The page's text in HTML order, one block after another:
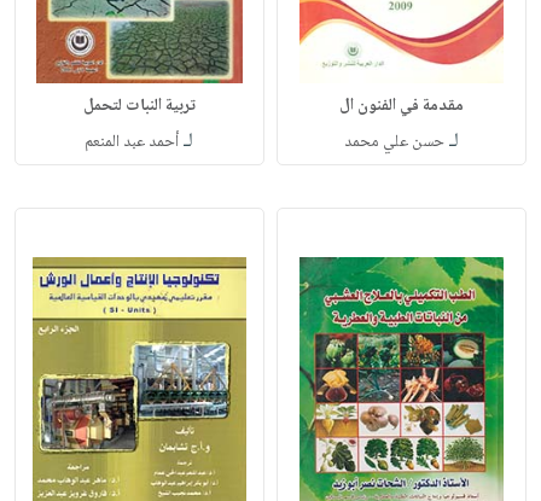
مقدمة في الفنون ال
لـحسن علي محمد
تربية النبات لتحمل
لـأحمد عبد المنعم